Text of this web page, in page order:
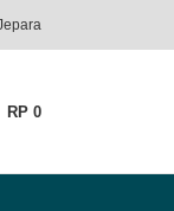
RP 0